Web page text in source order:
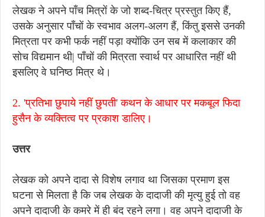
लेखक ने अपने पाँच मित्रों के जो शब्द-चित्र प्रस्तुत किए हैं,
उसके अनुसार पाँचों के स्वभाव अलग-अलग हैं, किंतु इससे उनकी
मित्रता पर कभी फर्क नहीं पड़ा क्योंकि उन सब में कलाकार की
सोच विद्यमान थी| पाँचों की मित्रता स्वार्थ पर आधारित नहीं थी
इसलिए वे घनिष्ठ मित्र थे।
2. 'प्रतिभा छुपाये नहीं छुपती' कथन के आधार पर मकबूल फिदा
हुसैन के व्यक्तित्व पर प्रकाश डालिए।
उत्तर
लेखक को अपने दादा से विशेष लगाव था जिसका प्रमाण इस
घटना से मिलता है कि जब लेखक के दादाजी की मृत्यु हुई तो वह
अपने दादाजी के कमरे में ही बंद रहने लगा। वह अपने दादाजी के